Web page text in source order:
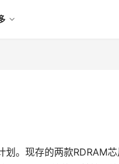
。现存的两款RDRAM芯